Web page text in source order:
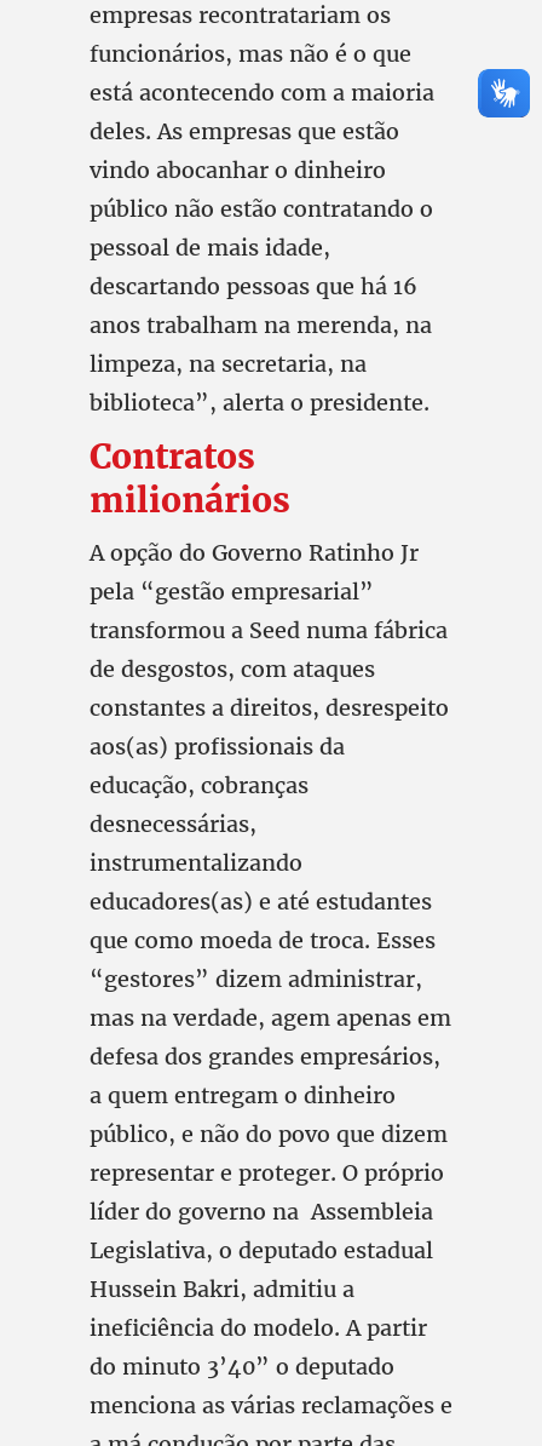
empresas recontratariam os
funcionários, mas não é o que
está acontecendo com a maioria
deles. As empresas que estão
vindo abocanhar o dinheiro
público não estão contratando o
pessoal de mais idade,
descartando pessoas que há 16
anos trabalham na merenda, na
limpeza, na secretaria, na
biblioteca”, alerta o presidente.
Contratos
milionários
A opção do Governo Ratinho Jr
pela “gestão empresarial”
transformou a Seed numa fábrica
de desgostos, com ataques
constantes a direitos, desrespeito
aos(as) profissionais da
educação, cobranças
desnecessárias,
instrumentalizando
educadores(as) e até estudantes
que como moeda de troca. Esses
“gestores” dizem administrar,
mas na verdade, agem apenas em
defesa dos grandes empresários,
a quem entregam o dinheiro
público, e não do povo que dizem
representar e proteger. O próprio
líder do governo na Assembleia
Legislativa, o deputado estadual
Hussein Bakri, admitiu a
ineficiência do modelo. A partir
do minuto 3’40” o deputado
menciona as várias reclamações e